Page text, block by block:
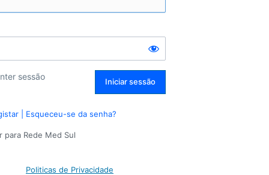
sessão
Esqueceu-se da senha?
para Rede Med Sul
Politicas de Privacidade